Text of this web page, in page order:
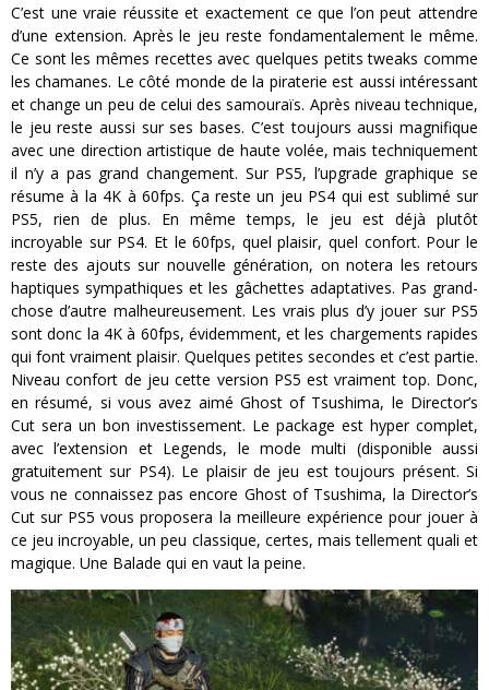
C’est une vraie réussite et exactement ce que l’on peut attendre
d’une extension. Après le jeu reste fondamentalement le même.
Ce sont les mêmes recettes avec quelques petits tweaks comme
les chamanes. Le côté monde de la piraterie est aussi intéressant
et change un peu de celui des samouraïs. Après niveau technique,
le jeu reste aussi sur ses bases. C’est toujours aussi magnifique
avec une direction artistique de haute volée, mais techniquement
il n’y a pas grand changement. Sur PS5, l’upgrade graphique se
résume à la 4K à 60fps. Ça reste un jeu PS4 qui est sublimé sur
PS5, rien de plus. En même temps, le jeu est déjà plutôt
incroyable sur PS4. Et le 60fps, quel plaisir, quel confort. Pour le
reste des ajouts sur nouvelle génération, on notera les retours
haptiques sympathiques et les gâchettes adaptatives. Pas grand-
chose d’autre malheureusement. Les vrais plus d’y jouer sur PS5
sont donc la 4K à 60fps, évidemment, et les chargements rapides
qui font vraiment plaisir. Quelques petites secondes et c’est partie.
Niveau confort de jeu cette version PS5 est vraiment top. Donc,
en résumé, si vous avez aimé Ghost of Tsushima, le Director’s
Cut sera un bon investissement. Le package est hyper complet,
avec l’extension et Legends, le mode multi (disponible aussi
gratuitement sur PS4). Le plaisir de jeu est toujours présent. Si
vous ne connaissez pas encore Ghost of Tsushima, la Director’s
Cut sur PS5 vous proposera la meilleure expérience pour jouer à
ce jeu incroyable, un peu classique, certes, mais tellement quali et
magique. Une Balade qui en vaut la peine.